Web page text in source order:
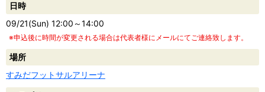
スタッフ紹介
よくある質問
参加者の声
日時
09/21(Sun) 12:00～14:00
※申込後に時間が変更される場合は代表者様にメールにてご連絡致します。
場所
すみだフットサルアリーナ